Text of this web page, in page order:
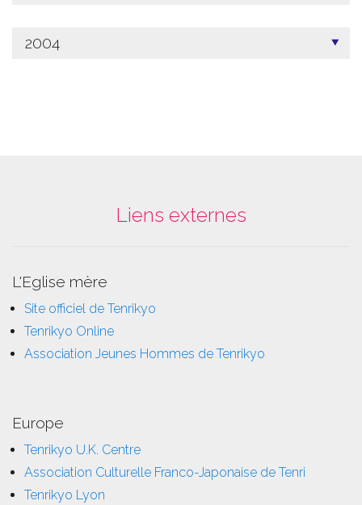
2004
Liens externes
L'Eglise mère
Site officiel de Tenrikyo
Tenrikyo Online
Association Jeunes Hommes de Tenrikyo
Europe
Tenrikyo U.K. Centre
Association Culturelle Franco-Japonaise de Tenri
Tenrikyo Lyon